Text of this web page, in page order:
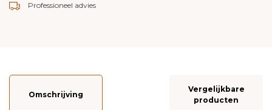
Professioneel advies
Omschrijving
Vergelijkbare
producten